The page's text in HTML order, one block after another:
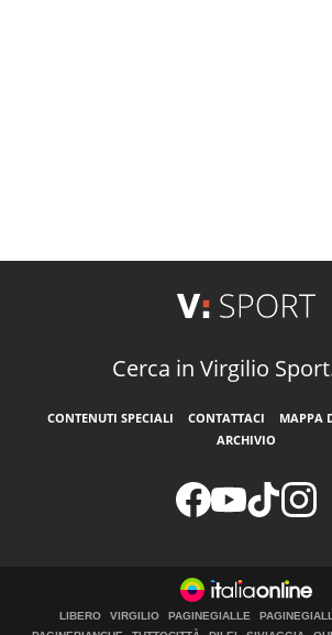
Cerca in Virgilio
CONTENUTI SPECIALI CONTATTACI MAPPA
ARCHIVIO
LIBERO VIRGILIO PAGINEGIALLE